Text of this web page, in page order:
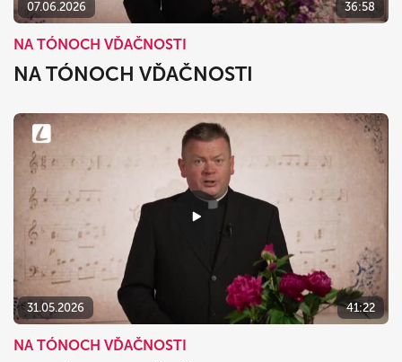
07.06.2026 36:58
NA TÓNOCH VĎAČNOSTI
NA TÓNOCH VĎAČNOSTI
31.05.2026 41:22
NA TÓNOCH VĎAČNOSTI